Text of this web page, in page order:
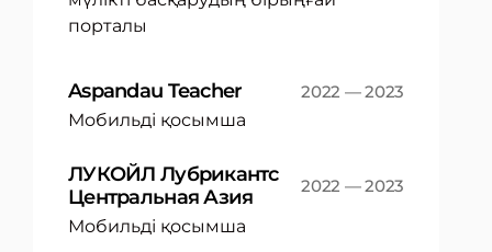
порталы
Aspandau Teacher
2022 — 2023
Мобильді қосымша
ЛУКОЙЛ Лубрикантс
Центральная Азия
2022 — 2023
Мобильді қосымша